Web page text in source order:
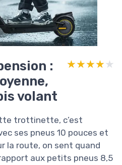
:
volant
★★★★★
★★★★★
trottinette, c’est
ses pneus 10 pouces et
la route, on sent quand
aux petits pneus 8,5